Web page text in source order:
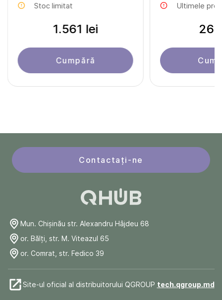
Stoc limitat
1.561 lei
Cumpără
Ultimele
Contactați-ne
Mun. Chişinău str. Alexandru Hâjdeu 68
or. Bălți, str. M. Viteazul 65
or. Comrat, str. Fedico 39
Site-ul oficial al distribuitorului QGROUP tech.qgroup.md